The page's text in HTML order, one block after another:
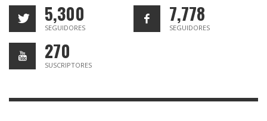
5,300
SEGUIDORES
7,778
SEGUIDORES
270
SUSCRIPTORES